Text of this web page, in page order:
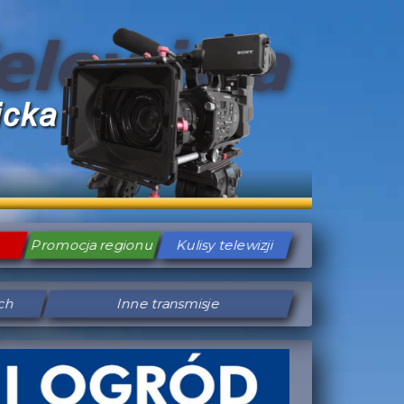
Promocja regionu Kulisy telewizji
Inne transmisje